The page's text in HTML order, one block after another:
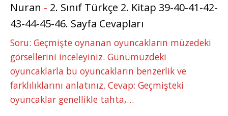
Nuran - 2. Sınıf Türkçe 2. Kitap 39-40-41-42-
43-44-45-46. Sayfa Cevapları
Soru: Geçmişte oynanan oyuncakların müzedeki
görsellerini inceleyiniz. Günümüzdeki
oyuncaklarla bu oyuncakların benzerlik ve
farklılıklarını anlatınız. Cevap: Geçmişteki
oyuncaklar genellikle tahta,…